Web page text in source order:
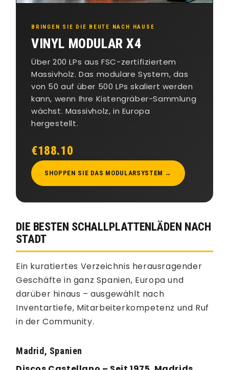
BRINGEN SIE DIE BEUTE NACH HAUSE
VINYL MODULAR X4
Über 200 LPs aus FSC-zertifiziertem
Massivholz. Das modulare System, das
von 50 auf über 500 LPs skaliert werden
kann, wenn Ihre Kistengräber-Sammlung
wächst. Massivholz, in Europa
hergestellt.
€188.10
SHOPPEN SIE DAS MODULARSYSTEM →
DIE BESTEN SCHALLPLATTENLÄDEN NACH
STADT
Ein kuratiertes Verzeichnis herausragender
Geschäfte in ganz Spanien, Europa und
darüber hinaus – ausgewählt nach
Inventartiefe, Mitarbeiterkompetenz und Ruf
in der Community.
Madrid, Spanien